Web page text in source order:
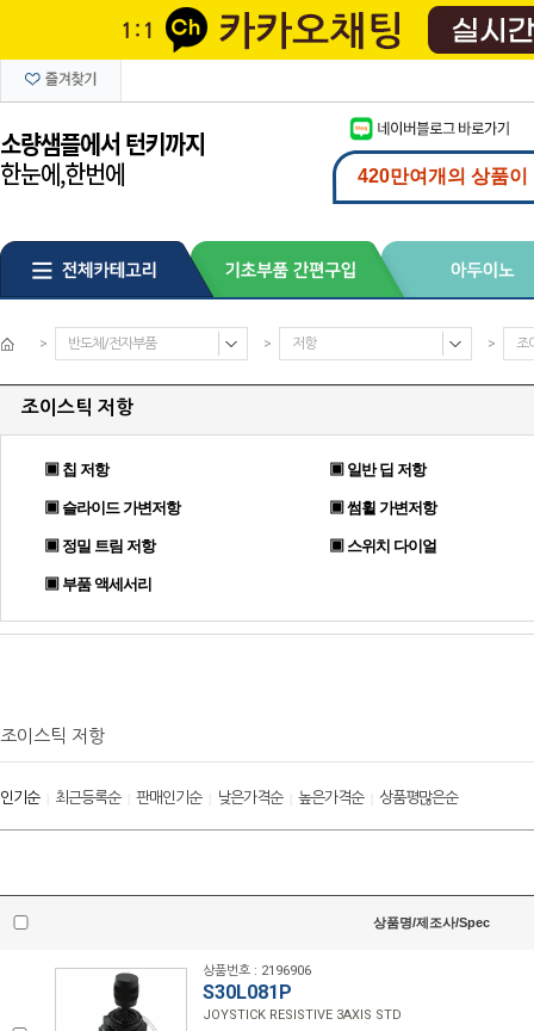
> 반도체/전자부품 > 저항 > 조
조이스틱 저항
▣ 칩 저항 ▣ 일반 딥 저항
▣ 슬라이드 가변저항 ▣ 썸휠 가변저항
▣ 정밀 트림 저항 ▣ 스위치 다이얼
▣ 부품 액세서리
조이스틱 저항
인기순| 최근등록순| 판매인기순| 낮은가격순| 높은가격순| 상품평많은순
상품명/제조사/Spec
상품번호 : 2196906
S30L081P
JOYSTICK RESISTIVE 3AXIS STD